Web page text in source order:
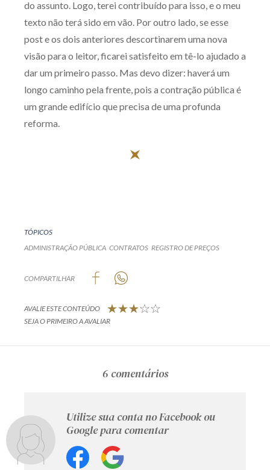
do assunto. Logo, terei contribuído para isso, e o meu
texto não terá sido em vão. Por outro lado, se esse
post e os dois anteriores descortinarem uma nova
visão para o leitor, ficarei satisfeito em tê-lo ajudado a
dar um primeiro passo. Mas devo dizer: haverá um
longo caminho pela frente, pois a contração pública é
um grande edifício que precisa de uma profunda
reforma.
TÓPICOS
ADMINISTRAÇÃO PÚBLICA CONTRATOS REGISTRO DE PREÇOS
COMPARTILHAR
AVALIE ESTE CONTEÚDO
SEJA O PRIMEIRO A AVALIAR
6 comentários
Utilize sua conta no Facebook ou
Google para comentar